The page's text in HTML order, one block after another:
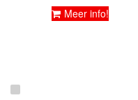
Meer info!